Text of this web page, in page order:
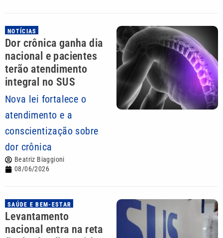
NOTÍCIAS
Dor crônica ganha dia
nacional e pacientes
terão atendimento
integral no SUS
Nova lei fortalece o
atendimento e a
conscientização sobre
dor crônica
Beatriz Biaggioni
08/06/2026
SAÚDE E BEM-ESTAR
Levantamento
nacional entra na reta